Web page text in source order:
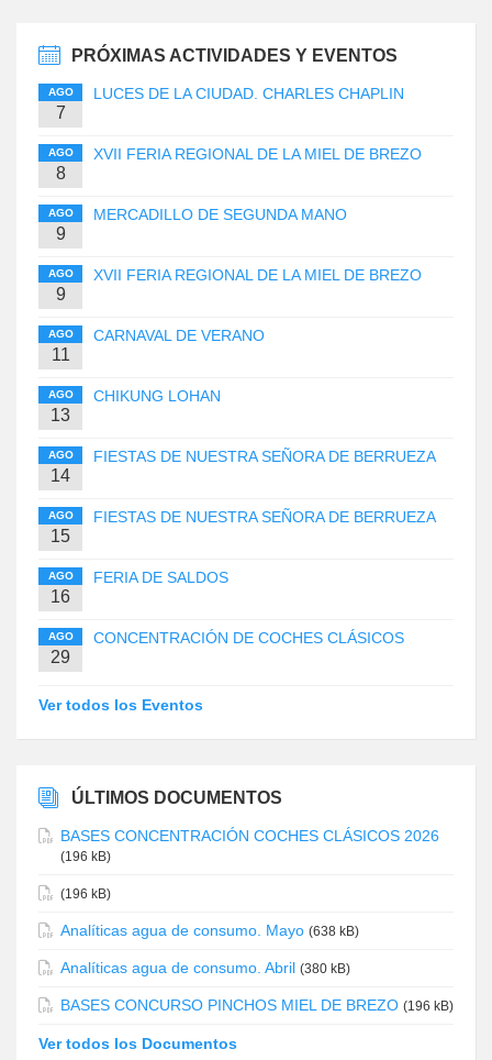
PRÓXIMAS ACTIVIDADES Y EVENTOS
AGO
7
LUCES DE LA CIUDAD. CHARLES CHAPLIN
AGO
8
XVII FERIA REGIONAL DE LA MIEL DE BREZO
AGO
9
MERCADILLO DE SEGUNDA MANO
AGO
9
XVII FERIA REGIONAL DE LA MIEL DE BREZO
AGO
11
CARNAVAL DE VERANO
AGO
13
CHIKUNG LOHAN
AGO
14
FIESTAS DE NUESTRA SEÑORA DE BERRUEZA
AGO
15
FIESTAS DE NUESTRA SEÑORA DE BERRUEZA
AGO
16
FERIA DE SALDOS
AGO
29
CONCENTRACIÓN DE COCHES CLÁSICOS
Ver todos los Eventos
ÚLTIMOS DOCUMENTOS
BASES CONCENTRACIÓN COCHES CLÁSICOS 2026
(196 kB)
(196 kB)
Analíticas agua de consumo. Mayo (638 kB)
Analíticas agua de consumo. Abril (380 kB)
BASES CONCURSO PINCHOS MIEL DE BREZO (196 kB)
Ver todos los Documentos